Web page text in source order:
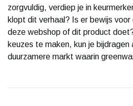
zorgvuldig, verdiep je in
klopt dit verhaal? Is er bewijs
deze webshop of dit product
keuzes te maken, kun je bijdragen
duurzamere markt waarin